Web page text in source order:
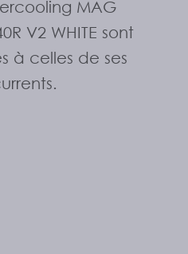
MAG
V2 WHITE sont
à celles de ses